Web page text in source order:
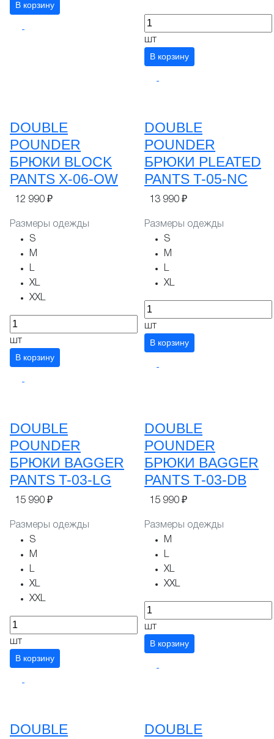
В корзину
шт
В корзину
DOUBLE
POUNDER
БРЮКИ BLOCK
PANTS X-06-OW
12 990 ₽
Размеры одежды
S
M
L
XL
XXL
шт
В корзину
DOUBLE
POUNDER
БРЮКИ PLEATED
PANTS T-05-NC
13 990 ₽
Размеры одежды
S
M
L
XL
шт
В корзину
DOUBLE
POUNDER
БРЮКИ BAGGER
PANTS T-03-LG
15 990 ₽
Размеры одежды
S
M
L
XL
XXL
шт
В корзину
DOUBLE
POUNDER
БРЮКИ BAGGER
PANTS T-03-DB
15 990 ₽
Размеры одежды
M
L
XL
XXL
шт
В корзину
DOUBLE
DOUBLE